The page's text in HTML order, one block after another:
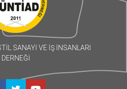
SANAYİ VE İŞ İNSANLARI
DERNEĞİ